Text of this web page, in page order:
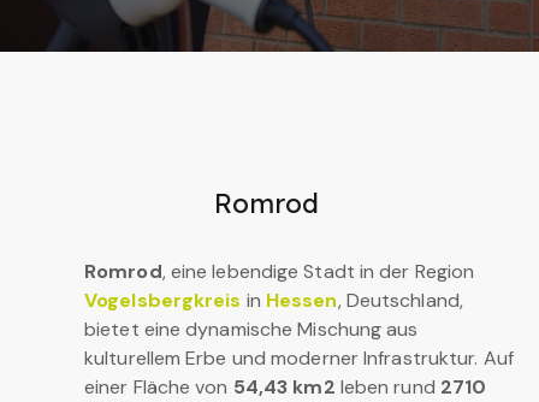
Romrod
Romrod, eine lebendige Stadt in der Region
Vogelsbergkreis in Hessen, Deutschland,
bietet eine dynamische Mischung aus
kulturellem Erbe und moderner Infrastruktur. Auf
einer Fläche von 54,43 km2 leben rund 2710